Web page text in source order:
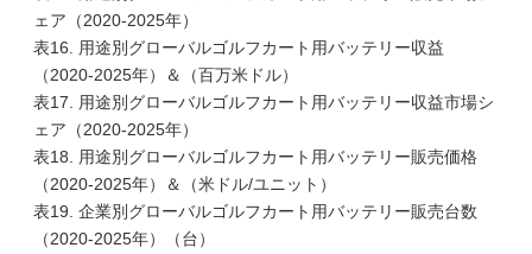
ェア（2020-2025年）
表16. 用途別グローバルゴルフカート用バッテリー収益
（2020-2025年）＆（百万米ドル）
表17. 用途別グローバルゴルフカート用バッテリー収益市場シ
ェア（2020-2025年）
表18. 用途別グローバルゴルフカート用バッテリー販売価格
（2020-2025年）＆（米ドル/ユニット）
表19. 企業別グローバルゴルフカート用バッテリー販売台数
（2020-2025年）（台）